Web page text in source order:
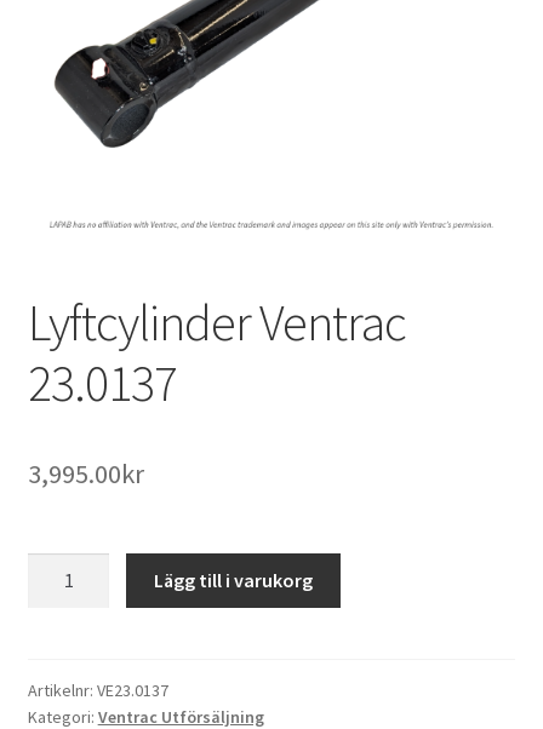
Kontakta oss
Köpvillkor
Lyftcylinder Ventrac
23.0137
3,995.00kr
Lägg till i varukorg
Artikelnr: VE23.0137
Kategori: Ventrac Utförsäljning